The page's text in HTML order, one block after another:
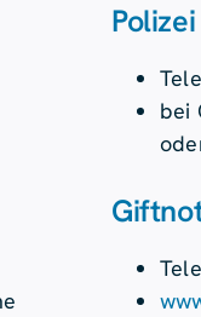
Polizei
bei